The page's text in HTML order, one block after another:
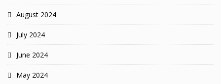
August 2024
July 2024
June 2024
May 2024